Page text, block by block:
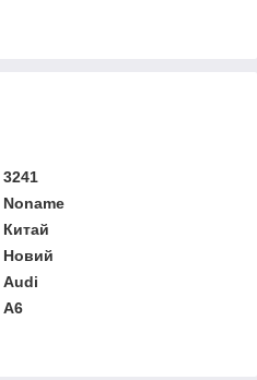
3241
Noname
Китай
Новий
Audi
A6